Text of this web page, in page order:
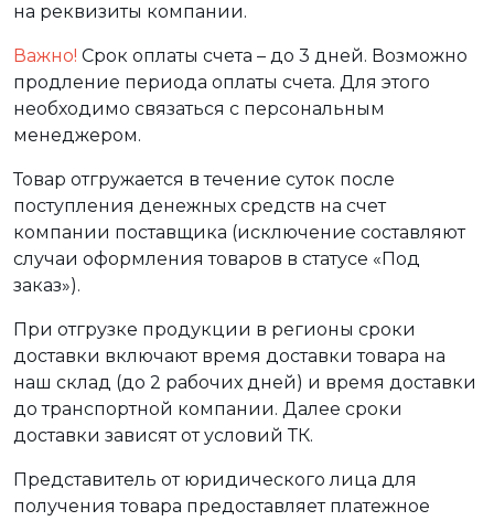
на реквизиты компании.
Важно! Срок оплаты счета – до 3 дней. Возможно
продление периода оплаты счета. Для этого
необходимо связаться с персональным
менеджером.
Товар отгружается в течение суток после
поступления денежных средств на счет
компании поставщика (исключение составляют
случаи оформления товаров в статусе «Под
заказ»).
При отгрузке продукции в регионы сроки
доставки включают время доставки товара на
наш склад (до 2 рабочих дней) и время доставки
до транспортной компании. Далее сроки
доставки зависят от условий ТК.
Представитель от юридического лица для
получения товара предоставляет платежное